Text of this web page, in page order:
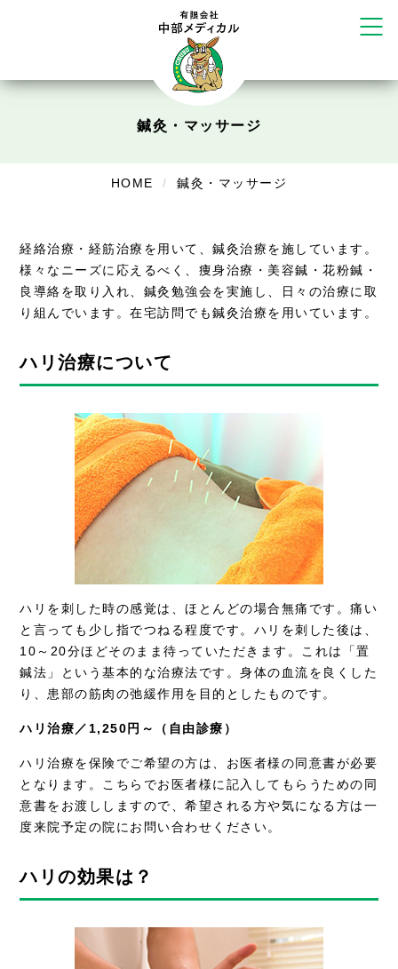
デイサービス
美容
症例別施術
鍼灸・マッサージ
HOME 鍼灸・マッサージ
経絡治療・経筋治療を用いて、鍼灸治療を施しています。
様々なニーズに応えるべく、痩身治療・美容鍼・花粉鍼・
良導絡を取り入れ、鍼灸勉強会を実施し、日々の治療に取
り組んでいます。在宅訪問でも鍼灸治療を用いています。
ハリ治療について
ハリを刺した時の感覚は、ほとんどの場合無痛です。痛い
と言っても少し指でつねる程度です。ハリを刺した後は、
10～20分ほどそのまま待っていただきます。これは「置
鍼法」という基本的な治療法です。身体の血流を良くした
り、患部の筋肉の弛緩作用を目的としたものです。
ハリ治療／1,250円～（自由診療）
ハリ治療を保険でご希望の方は、お医者様の同意書が必要
となります。こちらでお医者様に記入してもらうための同
意書をお渡ししますので、希望される方や気になる方は一
度来院予定の院にお問い合わせください。
ハリの効果は？